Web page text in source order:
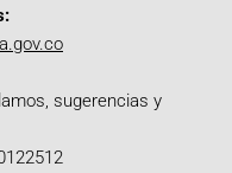
sugerencias y